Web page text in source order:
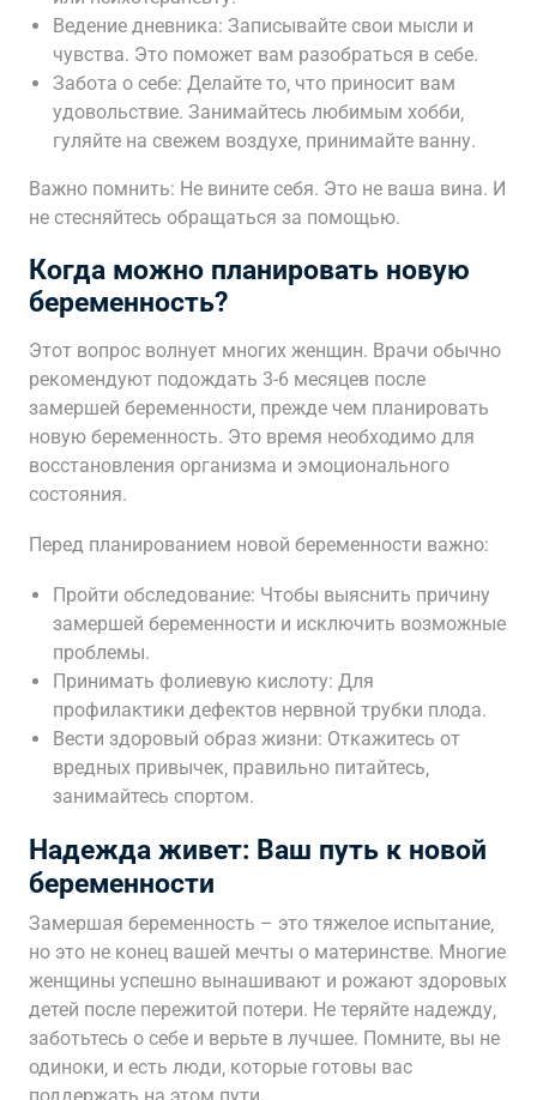
Ведение дневника: Записывайте свои мысли и
чувства. Это поможет вам разобраться в себе.
Забота о себе: Делайте то‚ что приносит вам
удовольствие. Занимайтесь любимым хобби‚
гуляйте на свежем воздухе‚ принимайте ванну.
Важно помнить: Не вините себя. Это не ваша вина. И
не стесняйтесь обращаться за помощью.
Когда можно планировать новую
беременность?
Этот вопрос волнует многих женщин. Врачи обычно
рекомендуют подождать 3-6 месяцев после
замершей беременности‚ прежде чем планировать
новую беременность. Это время необходимо для
восстановления организма и эмоционального
состояния.
Перед планированием новой беременности важно:
Пройти обследование: Чтобы выяснить причину
замершей беременности и исключить возможные
проблемы.
Принимать фолиевую кислоту: Для
профилактики дефектов нервной трубки плода.
Вести здоровый образ жизни: Откажитесь от
вредных привычек‚ правильно питайтесь‚
занимайтесь спортом.
Надежда живет: Ваш путь к новой
беременности
Замершая беременность – это тяжелое испытание‚
но это не конец вашей мечты о материнстве. Многие
женщины успешно вынашивают и рожают здоровых
детей после пережитой потери. Не теряйте надежду‚
заботьтесь о себе и верьте в лучшее. Помните‚ вы не
одиноки‚ и есть люди‚ которые готовы вас